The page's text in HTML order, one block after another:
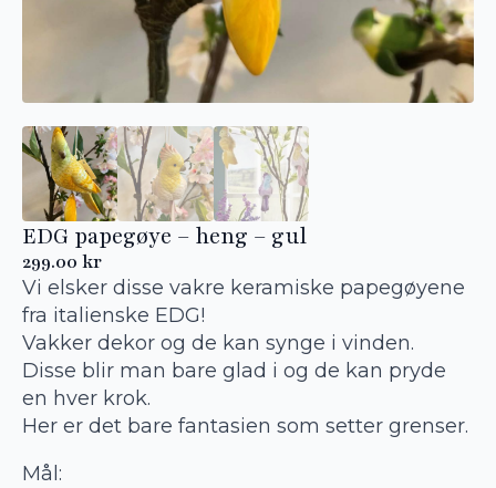
EDG papegøye – heng – gul
299.00 kr
Vi elsker disse vakre keramiske papegøyene
fra italienske EDG!
Vakker dekor og de kan synge i vinden.
Disse blir man bare glad i og de kan pryde
en hver krok.
Her er det bare fantasien som setter grenser.
Mål: